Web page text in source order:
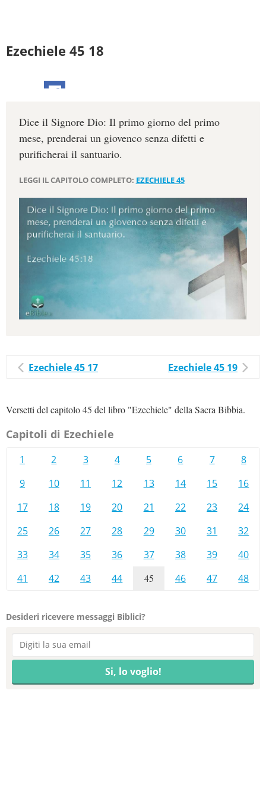
Ezechiele 45 18
Dice il Signore Dio: Il primo giorno del primo
mese, prenderai un giovenco senza difetti e
purificherai il santuario.
LEGGI IL CAPITOLO COMPLETO: EZECHIELE 45
Ezechiele 45 17 Ezechiele 45 19
Versetti del capitolo 45 del libro "Ezechiele" della Sacra Bibbia.
Capitoli di Ezechiele
1 2 3 4 5 6 7
8
9
10 11 12 13 14 15
16
17
18 19 20 21 22 23
24
25
26 27 28 29 30 31
32
33
34 35 36 37 38 39
40
41
42 43 44 45 46 47 48
Desideri ricevere messaggi Biblici?